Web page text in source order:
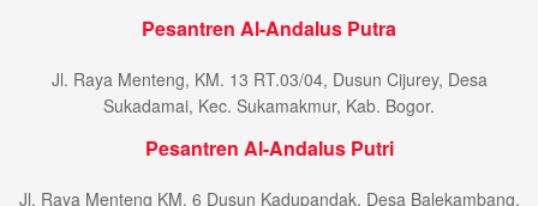
Pesantren Al-Andalus Putra
Jl. Raya Menteng, KM. 13 RT.03/04, Dusun Cijurey, Desa
Sukadamai, Kec. Sukamakmur, Kab. Bogor.
Pesantren Al-Andalus Putri
Jl. Raya Menteng KM. 6 Dusun Kadupandak, Desa Balekambang,